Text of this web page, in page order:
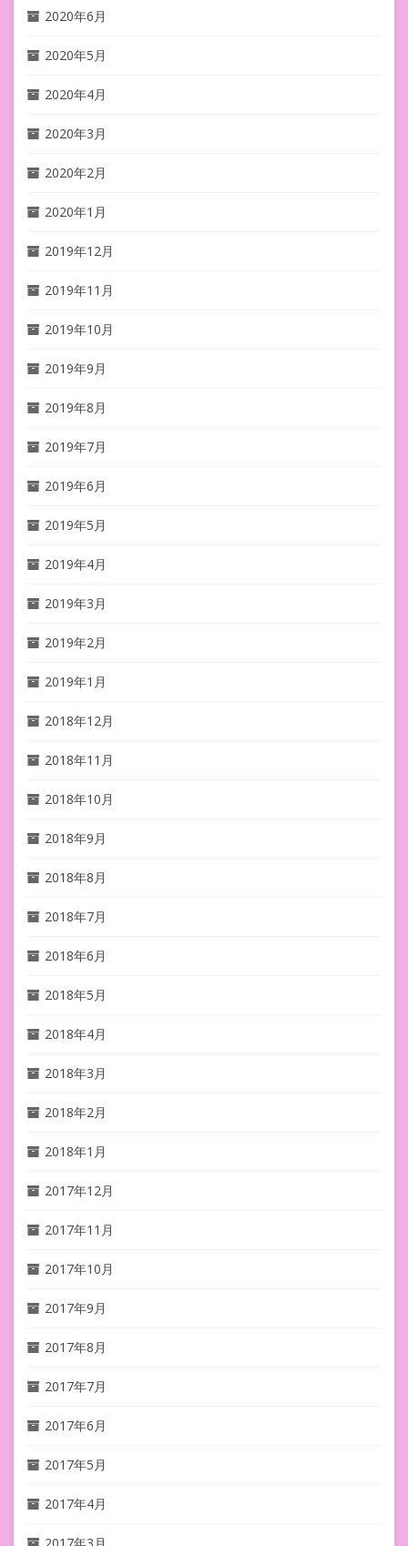
2020年6月
2020年5月
2020年4月
2020年3月
2020年2月
2020年1月
2019年12月
2019年11月
2019年10月
2019年9月
2019年8月
2019年7月
2019年6月
2019年5月
2019年4月
2019年3月
2019年2月
2019年1月
2018年12月
2018年11月
2018年10月
2018年9月
2018年8月
2018年7月
2018年6月
2018年5月
2018年4月
2018年3月
2018年2月
2018年1月
2017年12月
2017年11月
2017年10月
2017年9月
2017年8月
2017年7月
2017年6月
2017年5月
2017年4月